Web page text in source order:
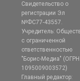
Свидетельство о
регистрации Эл
№ФС77-43557.
Учредитель:
с ограниченной
ответственностью
"Борис-Медиа" (ОГРН
1095009003572)
Главный редактор: